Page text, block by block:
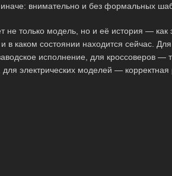
внимательно и без формальных
не только модель, но и её история — как
в каком состоянии находится сейчас.
исполнение, для кроссоверов —
для электрических моделей — корректная